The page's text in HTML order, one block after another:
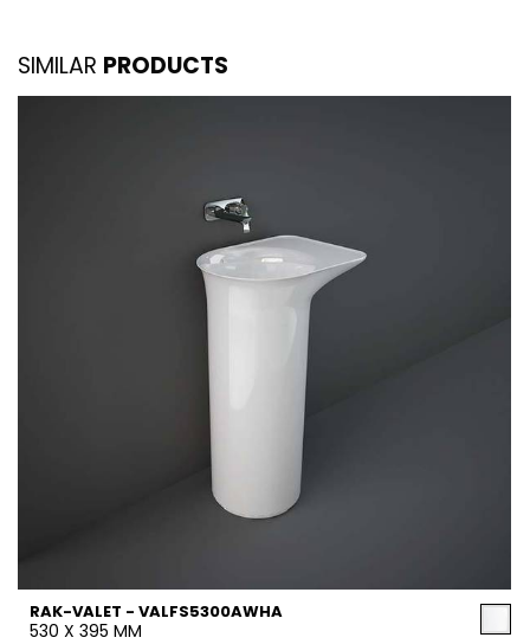
SIMILAR PRODUCTS
RAK-VALET - VALFS5300AWHA
530 X 395 MM